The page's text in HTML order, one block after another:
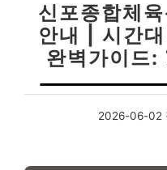
신포종합체
안내 | 시간
완벽가이드:
2026-06-02